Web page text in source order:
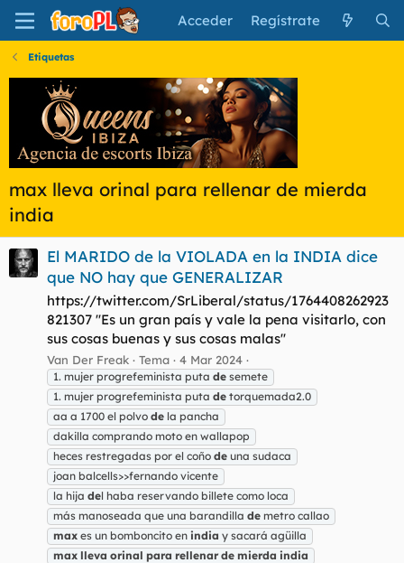
Acceder Regístrate
Etiquetas
max lleva orinal para rellenar de mierda
india
El MARIDO de la VIOLADA en la INDIA dice
que NO hay que GENERALIZAR
https://twitter.com/SrLiberal/status/1764408262923
821307 ''Es un gran país y vale la pena visitarlo, con
sus cosas buenas y sus cosas malas''
Van Der Freak Tema 4 Mar 2024
1. mujer progrefeminista puta de semete
1. mujer progrefeminista puta de torquemada2.0
aa a 1700 el polvo de la pancha
dakilla comprando moto en wallapop
heces restregadas por el coño de una sudaca
joan balcells>>fernando vicente
la hija del haba reservando billete como loca
más manoseada que una barandilla de metro callao
max es un bomboncito en india y sacará agüilla
max lleva orinal para rellenar de mierda india